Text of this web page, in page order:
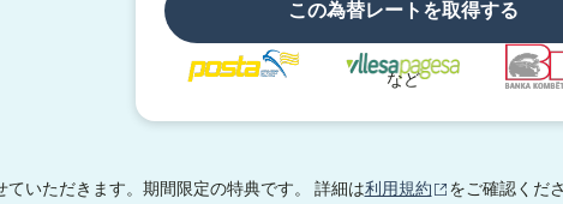
この為替レートを取得する
など
いただきます。期間限定の特典です。 詳細は利用規約 （別ウィンド
をご確認くださ